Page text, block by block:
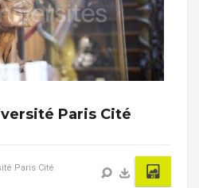
Paris Cité
Paris Cité